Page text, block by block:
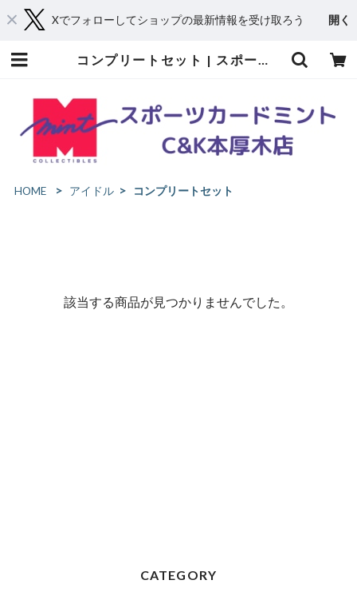
Xでフォローしてショップの最新情報を受け取ろう 開く
コンプリートセット | スポーツカードミントC&K本厚木店－オンラインショップ
HOME アイドル コンプリートセット
該当する商品が見つかりませんでした。
CATEGORY